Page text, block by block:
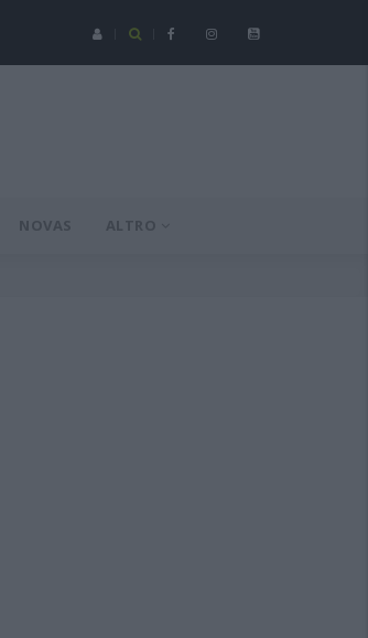
Coppa Italia: Spezia-Torres posticipata a domenica 16
NOVAS ALTRO